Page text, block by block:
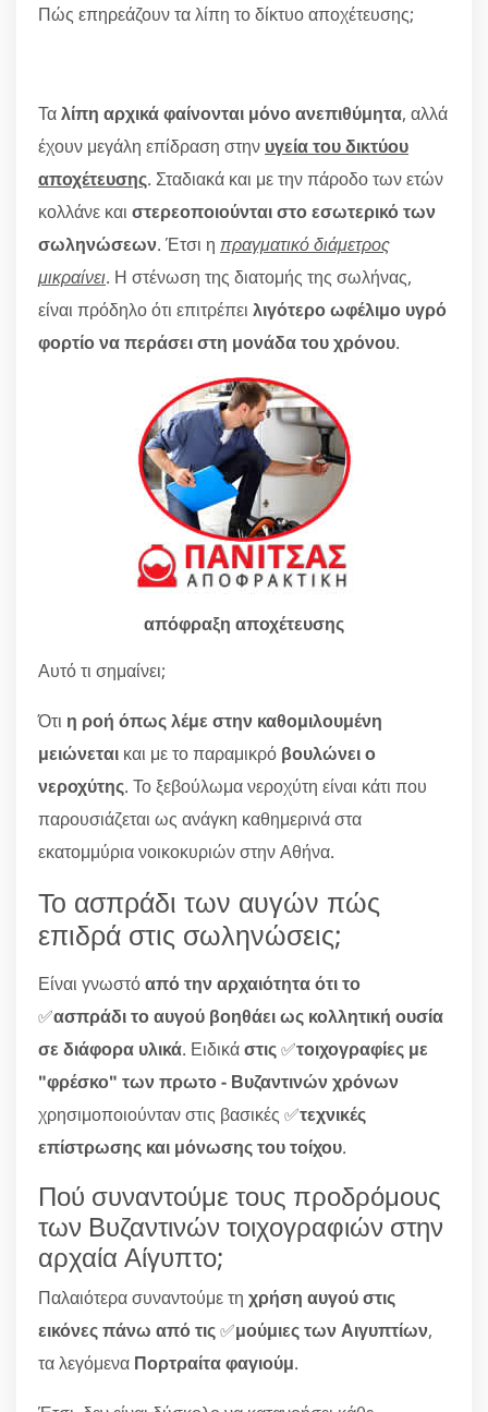
Πώς επηρεάζουν τα λίπη το δίκτυο αποχέτευσης;
Ταλίπη αρχικά φαίνονται μόνο ανεπιθύμητα, αλλά
έχουν μεγάλη επίδραση στην υγεία του δικτύου
αποχέτευσης. Σταδιακά και με την πάροδο των ετών
κολλάνε και στερεοποιούνται στο εσωτερικό των
σωληνώσεων. Έτσι η πραγματικό διάμετρος
μικραίνει. Η στένωση της διατομής της σωλήνας,
είναι πρόδηλο ότι επιτρέπει λιγότερο ωφέλιμο υγρό
φορτίο να περάσει στη μονάδα του χρόνου.
απόφραξη αποχέτευσης
Αυτό τι σημαίνει;
Ότι η ροή όπως λέμε στην καθομιλουμένη
μειώνεται και με το παραμικρό βουλώνει ο
νεροχύτης. Το ξεβούλωμα νεροχύτη είναι κάτι που
παρουσιάζεται ως ανάγκη καθημερινά στα
εκατομμύρια νοικοκυριών στην Αθήνα.
Το ασπράδι των αυγών πώς
επιδρά στις σωληνώσεις;
Είναι γνωστόαπό την αρχαιότητα ότι το
✅ασπράδι το αυγού βοηθάει ως κολλητική ουσία
σε διάφορα υλικά. Ειδικάστις✅τοιχογραφίες με
"φρέσκο" των πρωτο - Βυζαντινών χρόνων
χρησιμοποιούνταν στις βασικές ✅τεχνικές
επίστρωσης και μόνωσης του τοίχου.
Πού συναντούμε τους προδρόμους
των Βυζαντινών τοιχογραφιών στην
αρχαία Αίγυπτο;
Παλαιότερα συναντούμε τη χρήση αυγού στις
εικόνες πάνω από τις✅μούμιες των Αιγυπτίων,
τα λεγόμενα Πορτραίτα φαγιούμ.